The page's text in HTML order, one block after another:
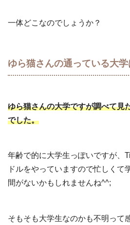
一体どこなのでしょうか？
ゆら猫さんの通っている大学
ゆら猫さんの大学ですが調べて見
でした。
年齢で的に大学生っぽいですが、
ドルをやっていますので忙しくて
間がないかもしれませんね^^;
そもそも大学生なのかも不明って